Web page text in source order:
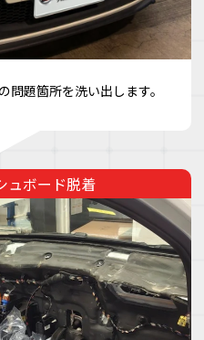
問題箇所を洗い出します。
ュボード脱着